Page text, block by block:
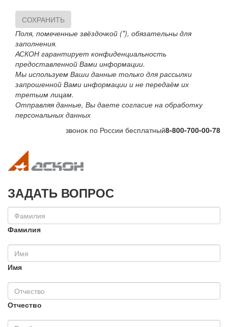
СОХРАНИТЬ
Поля, помеченные звёздочкой (*), обязательны для
заполнения.
АСКОН гарантирует конфиденциальность
предоставленной Вами информации.
Мы используем Ваши данные только для рассылки
запрошенной Вами информации и не передаём их
третьим лицам.
Отправляя данные, Вы даете согласие на обработку
персональных данных
звонок по России бесплатный8-800-700-00-78
ЗАДАТЬ ВОПРОС
Фамилия
Имя
Отчество